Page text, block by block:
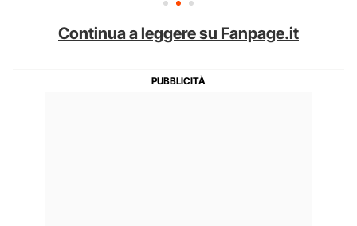
Continua a leggere su Fanpage.it